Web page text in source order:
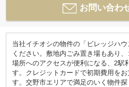
お問い合わ
当社イチオシの物件の「ビレッジハ
ください。敷地内ごみ置き場もあり
場所へのアクセスが便利になる、2駅
す。クレジットカードで初期費用を
す。交野市エリアで満足のいく物件